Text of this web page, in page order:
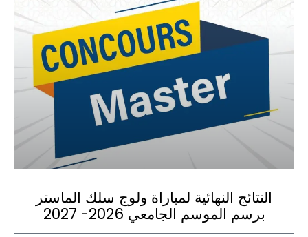
النتائج النهائية لمباراة ولوج سلك الماستر
برسم الموسم الجامعي 2026- 2027